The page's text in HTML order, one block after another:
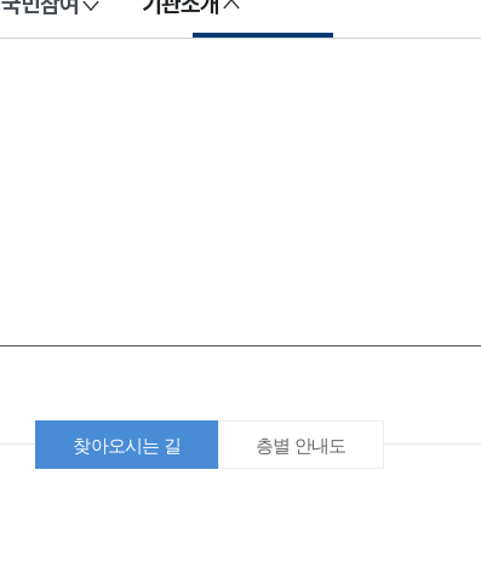
찾아오시는 길 층별 안내도